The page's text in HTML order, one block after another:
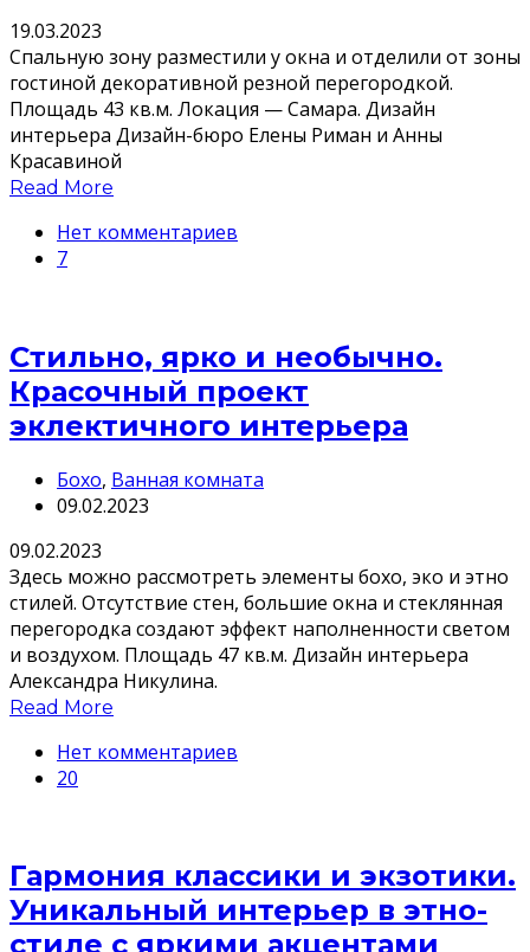
19.03.2023
Спальную зону разместили у окна и отделили от зоны
гостиной декоративной резной перегородкой.
Площадь 43 кв.м. Локация — Самара. Дизайн
интерьера Дизайн-бюро Елены Риман и Анны
Красавиной
Read More
Нет комментариев
7
Стильно, ярко и необычно.
Красочный проект
эклектичного интерьера
Бохо, Ванная комната
09.02.2023
09.02.2023
Здесь можно рассмотреть элементы бохо, эко и этно
стилей. Отсутствие стен, большие окна и стеклянная
перегородка создают эффект наполненности светом
и воздухом. Площадь 47 кв.м. Дизайн интерьера
Александра Никулина.
Read More
Нет комментариев
20
Гармония классики и экзотики.
Уникальный интерьер в этно-
стиле с яркими акцентами